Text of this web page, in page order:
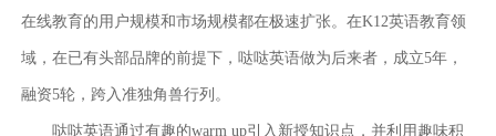
在线教育的用户规模和市场规模都在极速扩张。在K12英语教育领
域，在已有头部品牌的前提下，哒哒英语做为后来者，成立5年，
融资5轮，跨入准独角兽行列。
哒哒英语通过有趣的warm up引入新授知识点，并利用趣味积